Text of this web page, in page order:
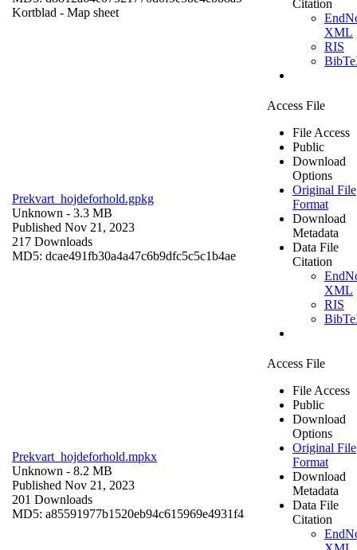
Kortblad - Map sheet
Citation
XML
RIS
Prekvart_hojdeforhold.gpkg
Unknown - 3.3 MB
Published Nov 21, 2023
217 Downloads
MD5: dcae491fb30a4a47c6b9dfc5c5c1b4ae
Access File
File Access
Public
Download
Options
Original File
Format
Download
Metadata
Data File
Citation
XML
RIS
Prekvart_hojdeforhold.mpkx
Unknown - 8.2 MB
Published Nov 21, 2023
201 Downloads
MD5: a85591977b1520eb94c615969e4931f4
Access File
File Access
Public
Download
Options
Original File
Format
Download
Metadata
Data File
Citation